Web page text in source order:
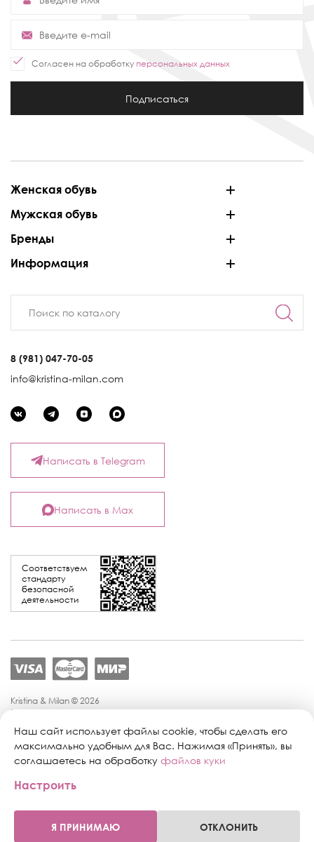
Согласен на обработку персональных данных
Подписаться
Женская обувь
Мужская обувь
Бренды
Информация
8 (981) 047-70-05
info@kristina-milan.com
Соответствуем
стандарту
безопасной
деятельности
Написать в Telegram
Написать в Max
Kristina & Milan © 2026
Политика конфиденциальности
Политика обработки персональных данных
Публичная оферта
Персональные настройки файлов cookie
Поддержка сайта:
Наш сайт использует файлы cookie, чтобы сделать его
максимально удобным для Вас. Нажимая «Принять», вы
соглашаетесь на обработку файлов куки
Настроить
Я ПРИНИМАЮ ОТКЛОНИТЬ